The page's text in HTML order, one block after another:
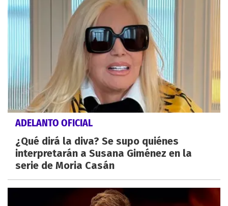
ADELANTO OFICIAL
¿Qué dirá la diva? Se supo quiénes
interpretarán a Susana Giménez en la
serie de Moria Casán